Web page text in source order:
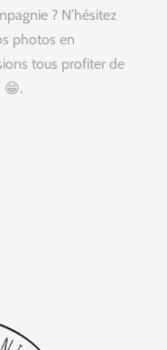
? N’hésitez
photos en
tous profiter de
😁.